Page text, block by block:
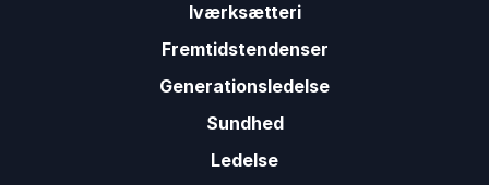
Iværksætteri
Fremtidstendenser
Generationsledelse
Sundhed
Ledelse